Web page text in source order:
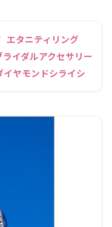
エタニティリング
ライダルアクセサリー
イヤモンドシライシ